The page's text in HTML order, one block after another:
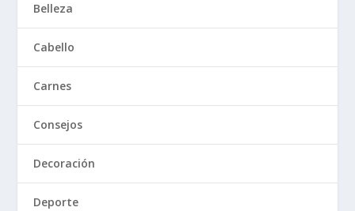
Belleza
Cabello
Carnes
Consejos
Decoración
Deporte